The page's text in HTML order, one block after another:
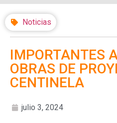
Noticias
IMPORTANTES
OBRAS DE
CENTINELA
julio 3, 2024